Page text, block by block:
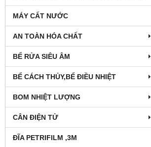
MÁY CẤT NƯỚC
AN TOÀN HÓA CHẤT
BỂ RỬA SIÊU ÂM
BỂ CÁCH THỦY,BỂ ĐIỀU NHIỆT
BOM NHIỆT LƯỢNG
CÂN ĐIỆN TỬ
ĐĨA PETRIFILM ,3M